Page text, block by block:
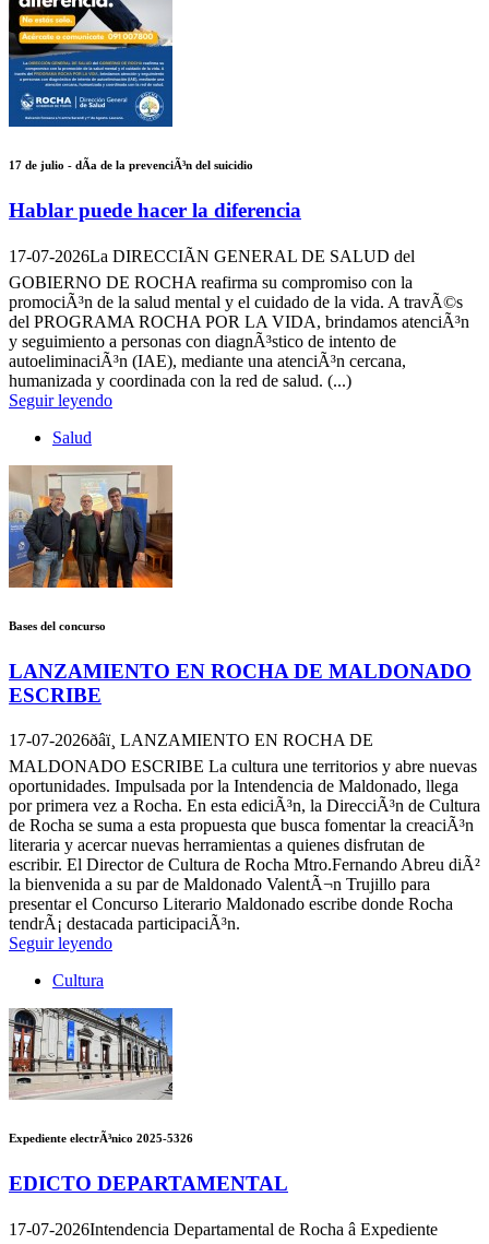
17 de julio - dÃ­a de la prevenciÃ³n del suicidio
Hablar puede hacer la diferencia
17-07-2026La DIRECCIÃN GENERAL DE SALUD del
GOBIERNO DE ROCHA reafirma su compromiso con la
promociÃ³n de la salud mental y el cuidado de la vida. A travÃ©s
del PROGRAMA ROCHA POR LA VIDA, brindamos atenciÃ³n
y seguimiento a personas con diagnÃ³stico de intento de
autoeliminaciÃ³n (IAE), mediante una atenciÃ³n cercana,
humanizada y coordinada con la red de salud. (...)
Seguir leyendo
Salud
Bases del concurso
LANZAMIENTO EN ROCHA DE MALDONADO
ESCRIBE
17-07-2026ðâï¸ LANZAMIENTO EN ROCHA DE
MALDONADO ESCRIBE La cultura une territorios y abre nuevas
oportunidades. Impulsada por la Intendencia de Maldonado, llega
por primera vez a Rocha. En esta ediciÃ³n, la DirecciÃ³n de Cultura
de Rocha se suma a esta propuesta que busca fomentar la creaciÃ³n
literaria y acercar nuevas herramientas a quienes disfrutan de
escribir. El Director de Cultura de Rocha Mtro.Fernando Abreu diÃ²
la bienvenida a su par de Maldonado ValentÃ¬n Trujillo para
presentar el Concurso Literario Maldonado escribe donde Rocha
tendrÃ¡ destacada participaciÃ³n.
Seguir leyendo
Cultura
Expediente electrÃ³nico 2025-5326
EDICTO DEPARTAMENTAL
17-07-2026Intendencia Departamental de Rocha â Expediente